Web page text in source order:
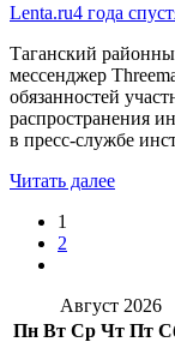
Lenta.ru4 года
Таганский
мессенджер
обязанностей
распространения
в пресс-службе
Читать далее
1
2
Август 2026
Пн Вт Ср Чт Пт